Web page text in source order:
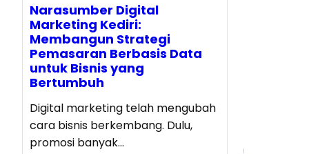
Narasumber Digital
Marketing Kediri:
Membangun Strategi
Pemasaran Berbasis Data
untuk Bisnis yang
Bertumbuh
Digital marketing telah mengubah
cara bisnis berkembang. Dulu,
promosi banyak…